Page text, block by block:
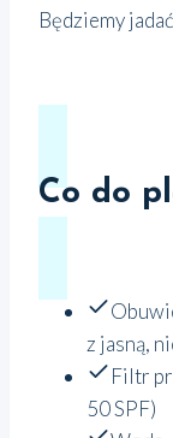
Będziemy
Co do
z jasną,
Filtr
50 SPF)